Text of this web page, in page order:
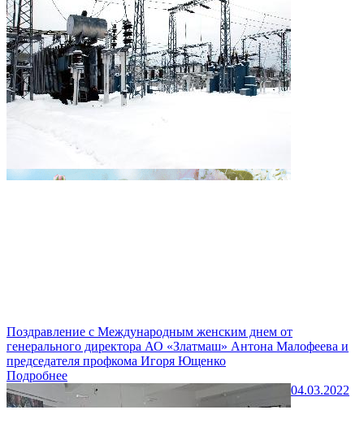
Поздравление с Международным женским днем от
генерального директора АО «Златмаш» Антона Малофеева и
председателя профкома Игоря Ющенко
Подробнее
04.03.2022